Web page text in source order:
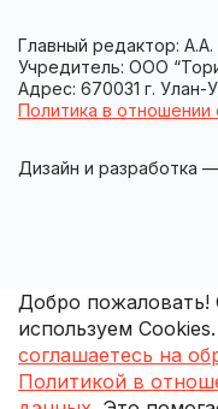
Главный редактор:
Учредитель: ООО
Адрес: 670031 г. Улан-
Политика в
Дизайн и разработка —
Добро
используем
соглашаетесь на
Политикой в